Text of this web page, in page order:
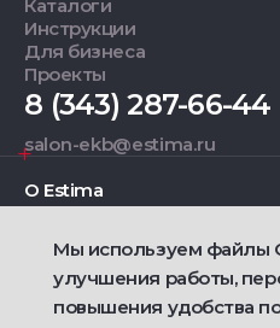
Каталоги
Инструкции
Для бизнеса
Проекты
8 (343) 287-66-44
salon-ekb@estima.ru
О Estima
Дизайнерам
Мы используем файлы
улучшения работы,
повышения удобства